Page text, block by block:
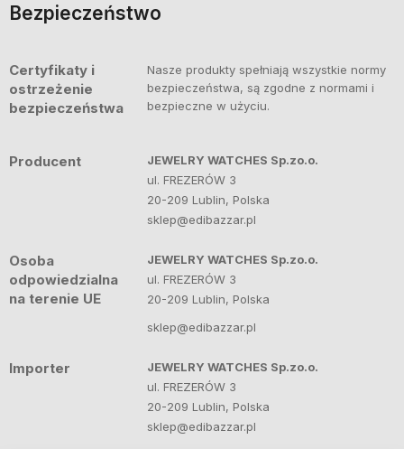
Bezpieczeństwo
Certyfikaty i
ostrzeżenie
bezpieczeństwa
Nasze produkty spełniają wszystkie normy
bezpieczeństwa, są zgodne z normami i
bezpieczne w użyciu.
Producent
JEWELRY WATCHES Sp.zo.o.
ul. FREZERÓW 3
20-209 Lublin, Polska
sklep@edibazzar.pl
Osoba
odpowiedzialna
na terenie UE
JEWELRY WATCHES Sp.zo.o.
ul. FREZERÓW 3
20-209 Lublin, Polska
sklep@edibazzar.pl
Importer
JEWELRY WATCHES Sp.zo.o.
ul. FREZERÓW 3
20-209 Lublin, Polska
sklep@edibazzar.pl